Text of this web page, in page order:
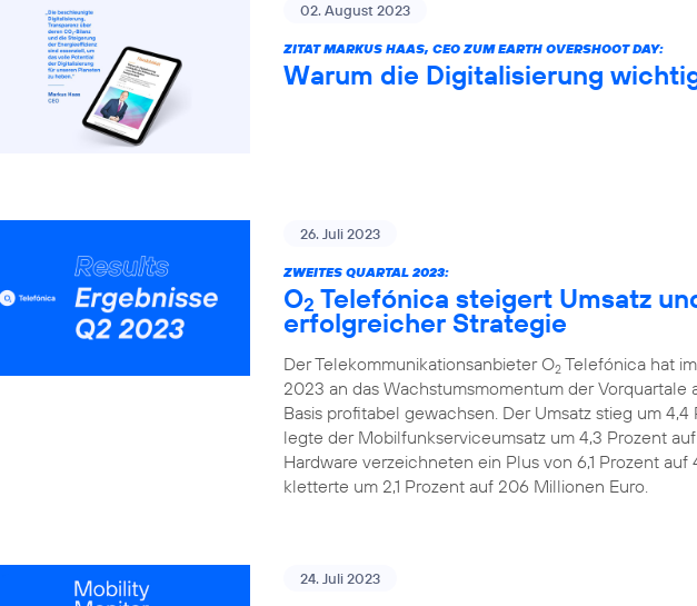
02. August 2023
ZITAT MARKUS HAAS, CEO ZUM EARTH OVERSHOOT DAY:
Warum die Digitalisierung
26. Juli 2023
ZWEITES QUARTAL 2023:
O2 Telefónica steigert Umsatz
erfolgreicher Strategie
Der Telekommunikationsanbieter O2 Telefónica hat
2023 an das Wachstumsmomentum der
Basis profitabel gewachsen. Der Umsatz stieg um
legte der Mobilfunkserviceumsatz um 4,3 Prozent
Hardware verzeichneten ein Plus von 6,1 Prozent
kletterte um 2,1 Prozent auf 206 Millionen Euro.
24. Juli 2023